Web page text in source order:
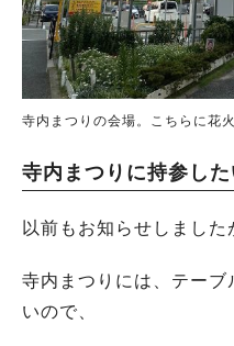
寺内まつりの会場。こちらに花
寺内まつりに持参し
以前もお知らせしました
寺内まつりには、テー
いので、